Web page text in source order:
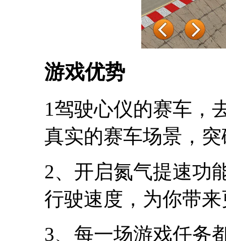
游戏优势
1驾驶心仪的赛车，
真实的赛车场景，
2、开启氮气提速功
行驶速度，为你带
3、每一场游戏任务